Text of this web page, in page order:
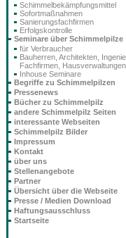
Schimmelbekämpfungsmittel
Sofortmaßnahmen
Sanierungsfachfirmen
Erfolgskontrolle
Seminare über Schimmelpilze
für Verbraucher
Bauherren, Architekten,
Fachfirmen, Hausverwaltungen
Inhouse Seminare
Begriffe zu Schimmelpilzen
Pressenews
Bücher zu Schimmelpilz
andere Schimmelpilz Seiten
interessante Webseiten
Schimmelpilz Bilder
Impressum
Kontakt
über uns
Stellenangebote
Partner
Übersicht über die Webseite
Presse / Medien Download
Haftungsausschluss
Startseite